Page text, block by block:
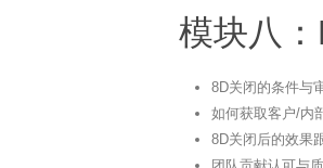
模块八
8D关闭的条件与
如何获取客户/内
8D关闭后的效果
团队贡献认可与